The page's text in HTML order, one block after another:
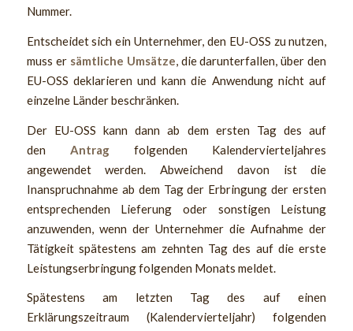
Nummer.
Entscheidet sich ein Unternehmer, den EU-OSS zu nutzen,
muss er sämtliche Umsätze, die darunterfallen, über den
EU-OSS deklarieren und kann die Anwendung nicht auf
einzelne Länder beschränken.
Der EU-OSS kann dann ab dem ersten Tag des auf
den Antragfolgenden Kalendervierteljahres
angewendet werden. Abweichend davon ist die
Inanspruchnahme ab dem Tag der Erbringung der ersten
entsprechenden Lieferung oder sonstigen Leistung
anzuwenden, wenn der Unternehmer die Aufnahme der
Tätigkeit spätestens am zehnten Tag des auf die erste
Leistungserbringung folgenden Monats meldet.
Spätestens am letzten Tag des auf einen
Erklärungszeitraum (Kalendervierteljahr) folgenden